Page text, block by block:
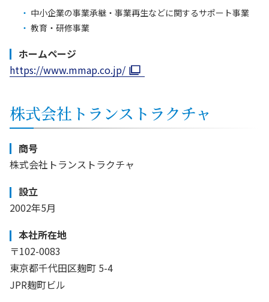
中小企業の事業承継・事業再生などに関するサポート事業
教育・研修事業
ホームページ
https://www.mmap.co.jp/
株式会社トランストラクチャ
商号
株式会社トランストラクチャ
設立
2002年5月
本社所在地
〒102-0083
東京都千代田区麹町 5-4
JPR麹町ビル